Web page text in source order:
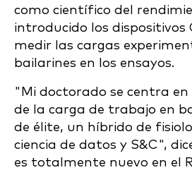
como científico del
introducido los
medir las cargas
bailarines en los ensayos.
"Mi doctorado se centra
de la carga de trabajo en
de élite, un híbrido de
ciencia de datos y S&C",
es totalmente nuevo en el